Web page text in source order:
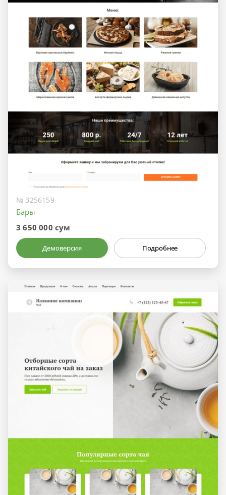
№ 3256159
Бары
3 650 000 сум
Демоверсия Подробнее